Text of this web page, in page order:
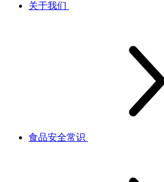
关于我们
食品安全常识